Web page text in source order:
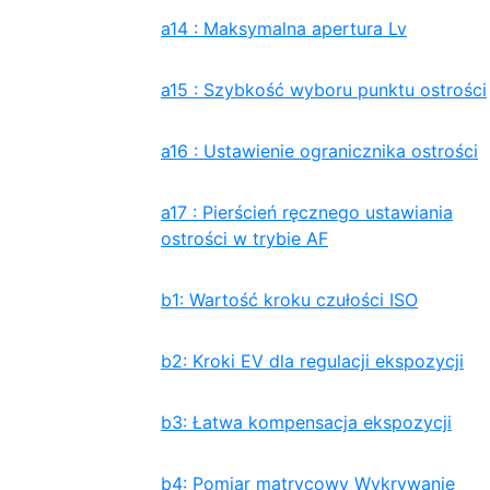
a14 : Maksymalna apertura Lv
a15 : Szybkość wyboru punktu ostrości
a16 : Ustawienie ogranicznika ostrości
a17 : Pierścień ręcznego ustawiania
ostrości w trybie AF
b1: Wartość kroku czułości ISO
b2: Kroki EV dla regulacji ekspozycji
b3: Łatwa kompensacja ekspozycji
b4: Pomiar matrycowy Wykrywanie